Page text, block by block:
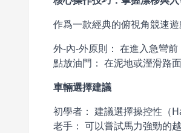
作爲一款經典的俯視角競速
外-內-外原則： 在進入急彎
點放油門： 在泥地或溼滑路
車輛選擇建議
初學者： 建議選擇操控性（
老手： 可以嘗試馬力強勁的